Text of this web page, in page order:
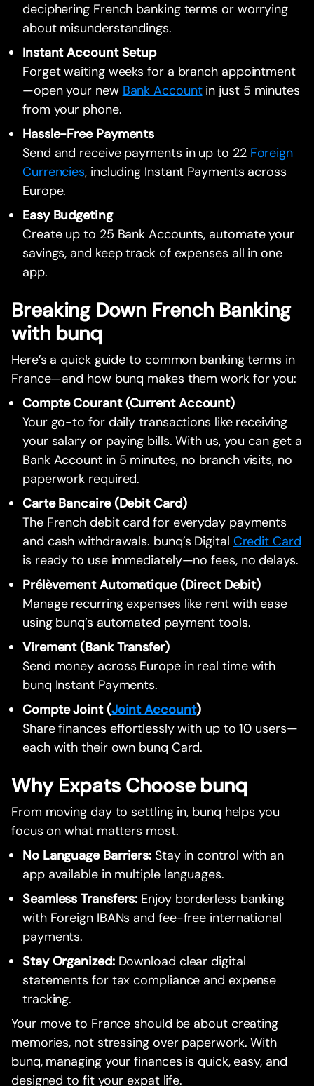
deciphering French banking terms or worrying
about misunderstandings.
Instant Account Setup
Forget waiting weeks for a branch appointment
—open your new Bank Accountin just 5 minutes
from your phone.
Hassle-Free Payments
Send and receive payments in up to 22 Foreign
Currencies, including Instant Payments across
Europe.
Easy Budgeting
Create up to 25 Bank Accounts, automate your
savings, and keep track of expenses all in one
app.
Breaking Down French Banking
with bunq
Here’s a quick guide to common banking terms in
France—and how bunq makes them work for you:
Compte Courant (Current Account)
Your go-to for daily transactions like receiving
your salary or paying bills. With us, you can get a
Bank Account in 5 minutes, no branch visits, no
paperwork required.
Carte Bancaire (Debit Card)
The French debit card for everyday payments
and cash withdrawals. bunq’s Digital Credit Card
is ready to use immediately—no fees, no delays.
Prélèvement Automatique (Direct Debit)
Manage recurring expenses like rent with ease
using bunq’s automated payment tools.
Virement (Bank Transfer)
Send money across Europe in real time with
bunq Instant Payments.
Compte Joint (Joint Account)
Share finances effortlessly with up to 10 users—
each with their own bunq Card.
Why Expats Choose bunq
From moving day to settling in, bunq helps you
focus on what matters most.
No Language Barriers: Stay in control with an
app available in multiple languages.
Seamless Transfers: Enjoy borderless banking
with Foreign IBANs and fee-free international
payments.
Stay Organized:Download clear digital
statements for tax compliance and expense
tracking.
Your move to France should be about creating
memories, not stressing over paperwork. With
bunq, managing your finances is quick, easy, and
designed to fit your expat life.